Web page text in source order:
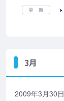
3月
2009年3月30日